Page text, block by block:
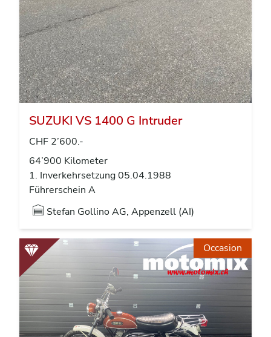
SUZUKI VS 1400 G Intruder
CHF 2’600.-
64’900 Kilometer
1. Inverkehrsetzung 05.04.1988
Führerschein A
Stefan Gollino AG, Appenzell (AI)
Occasion